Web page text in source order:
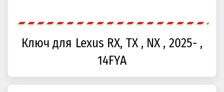
Ключ для Lexus RX, TX , NX , 2025- ,
14FYA